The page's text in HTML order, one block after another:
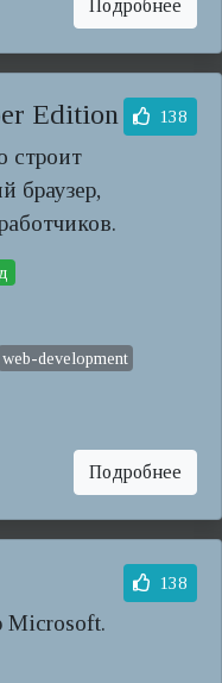
Подробнее
Edition
строит
браузер,
138
web-development
Подробнее
Microsoft.
138